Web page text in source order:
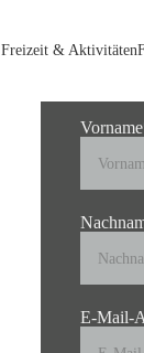
Freizeit & Aktivitäten
E-Mail-